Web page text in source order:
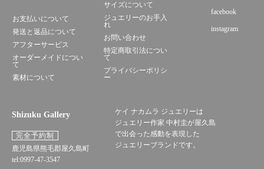
お支払いについて
発送と返品について
アフターサービス
オーダーメイドについ
て
素材について
サイズについて
ジュエリーのお手入
れ
お問い合わせ
特定商取引法につい
て
プライバシーポリシ
ー
facebook
instagram
Shizuku Gallery
完全予約制
鹿児島県熊毛郡屋久島町
tel:0997-47-3547
ケイ ナカムラ ジュエリーは
ジュエリー作家 中村圭が屋久島
で出会った感動を表現した
ジュエリーブランドです。